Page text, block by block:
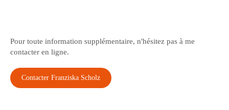
Pour toute information supplémentaire, n'hésitez pas à me
contacter en ligne.
Contacter Franziska Scholz